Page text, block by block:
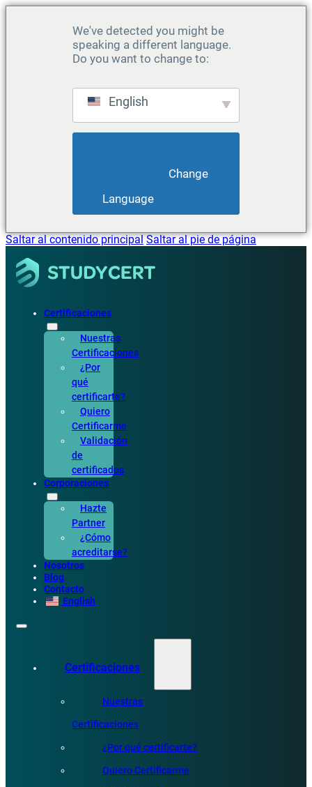
We've detected you might be
speaking a different language.
Do you want to change to:
English
Language
Saltar al contenido principal Saltar al pie de página
Certificaciones
Nuestras
Certificaciones
¿Por
qué
certificarte?
Quiero
Certificarme
Validación
de
certificados
Corporaciones
Hazte
Partner
¿Cómo
acreditarse?
Nosotros
Blog
Contacto
English
Certificaciones
Nuestras
Certificaciones
¿Por qué certificarte?
Quiero Certificarme